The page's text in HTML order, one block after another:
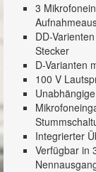
A-2060D
A-2030DD
A-2120D
M-9000-Serie
A-3200DZ
A-3500D
3
DD-
Stecker
D-Varianten
100 V
Integrierter
Verfügbar in